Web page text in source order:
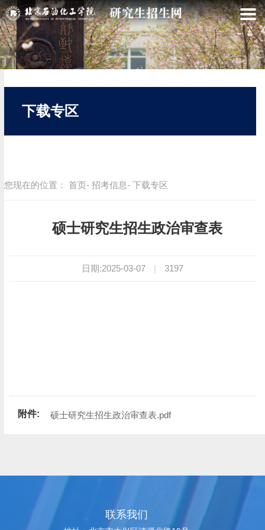
下载专区
您现在的位置： 首页- 招考信息- 下载专区
硕士研究生招生政治审查表
日期:2025-03-07 | 3197
附件: 硕士研究生招生政治审查表.pdf
联系我们